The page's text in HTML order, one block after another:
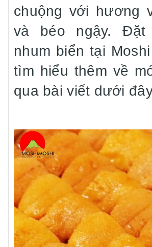
chuộng với hương
và béo ngậy. Đặt
nhum biển tại
tìm hiểu thêm về
qua bài viết dưới